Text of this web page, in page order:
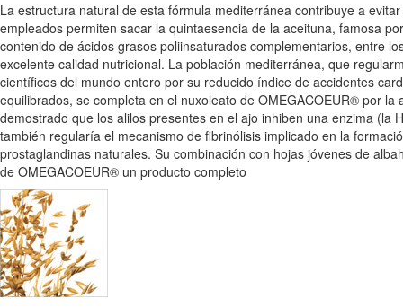
La estructura natural de esta fórmula mediterránea contribuye a
empleados permiten sacar la quintaesencia de la aceituna, famosa
contenido de ácidos grasos poliinsaturados complementarios, entre
excelente calidad nutricional. La población mediterránea, que
científicos del mundo entero por su reducido índice de accidentes
equilibrados, se completa en el nuxoleato de OMEGACOEUR® por
demostrado que los alilos presentes en el ajo inhiben una enzima
también regularía el mecanismo de fibrinólisis implicado en la
prostaglandinas naturales. Su combinación con hojas jóvenes de
de OMEGACOEUR® un producto completo